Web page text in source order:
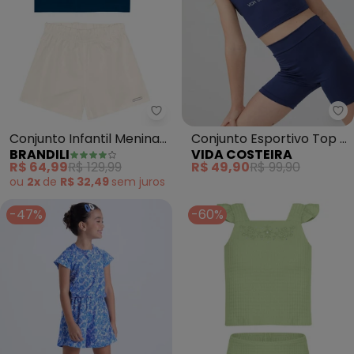
Brandili - Conjunto Infantil
Conjunto Infantil Menina
com Babados (Azul)
BRANDILI
R$ 64,99R$ 129,99
ou 2x de R$ 32,49 sem juros
Conjunto Esportivo Top e
Shorts Biker (Marinho)
VIDA COSTEIRA
R$ 49,90R$ 99,90
-47% -60%